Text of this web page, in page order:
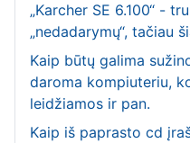
„Karcher SE 6.100“ -
„nedadarymų“, tačiau
Kaip būtų galima
daroma kompiuteriu,
leidžiamos ir pan.
Kaip iš paprasto cd